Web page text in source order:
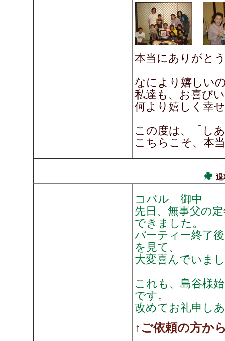
本当にありがと
なにより嬉しい
私達も、お喜び
何より嬉しく幸
この度は、「し
こちらこそ、本
退
コパル 御中
先日、無事父の
できました。
パーティー終了
を見て、
大変喜んでいま
これも、島谷様
です。
改めてお礼申し
↑ご依頼の方か